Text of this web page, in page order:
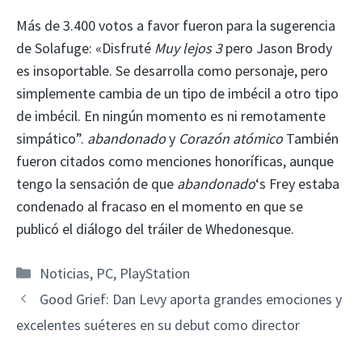
Más de 3.400 votos a favor fueron para la sugerencia
de Solafuge: «Disfruté Muy lejos3pero Jason Brody
es insoportable. Se desarrolla como personaje, pero
simplemente cambia de un tipo de imbécil a otro tipo
de imbécil. En ningún momento es ni remotamente
simpático”. abandonadoy Corazón atómicoTambién
fueron citados como menciones honoríficas, aunque
tengo la sensación de que abandonado‘s Frey estaba
condenado al fracaso en el momento en que se
publicó el diálogo del tráiler de Whedonesque.
Categorías
Noticias, PC, PlayStation
Good Grief: Dan Levy aporta grandes emociones y
excelentes suéteres en su debut como director